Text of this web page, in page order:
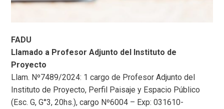
FADU
Llamado a Profesor Adjunto del Instituto de
Proyecto
Llam. Nº7489/2024: 1 cargo de Profesor Adjunto del
Instituto de Proyecto, Perfil Paisaje y Espacio Público
(Esc. G, G°3, 20hs.), cargo Nº6004 – Exp: 031610-